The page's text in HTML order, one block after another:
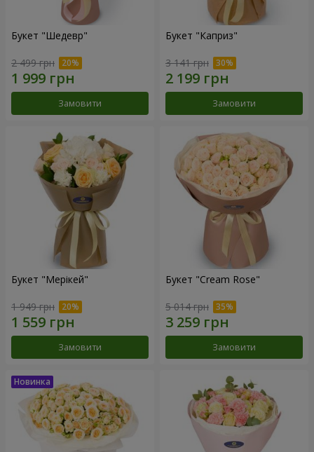
Букет "Шедевр"
2 499 грн
Замовити
Букет "Каприз"
3 141 грн
Замовити
Букет "Мерікей"
1 949 грн
Замовити
Букет "Cream Rose"
5 014 грн
Замовити